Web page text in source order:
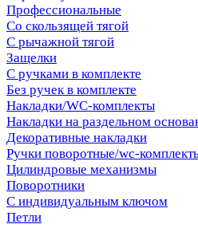
Профессиональные
Со скользящей тягой
С рычажной тягой
Защелки
С ручками в комплекте
Без ручек в комплекте
Накладки/WC-комплекты
Накладки на раздельном
Декоративные накладки
Ручки поворотные/wc-
Цилиндровые механизмы
Поворотники
С индивидуальным ключом
Петли